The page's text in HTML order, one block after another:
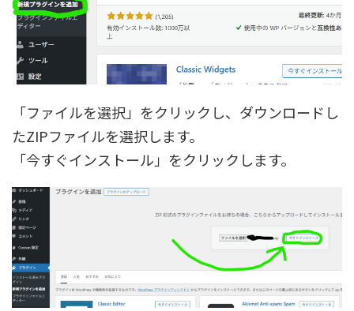
「ファイルを選択」をクリックし、ダウンロードし
たZIPファイルを選択します。
「今すぐインストール」をクリックします。